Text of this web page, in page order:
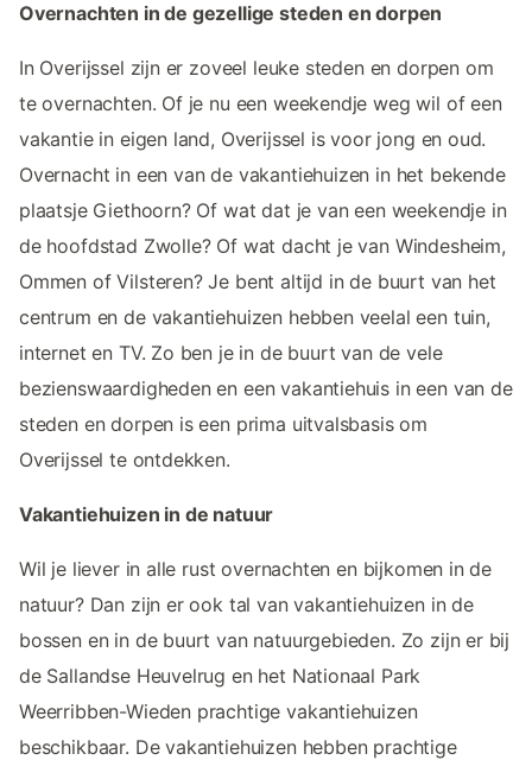
Overnachten in de gezellige steden en dorpen
In Overijssel zijn er zoveel leuke steden en dorpen om
te overnachten. Of je nu een weekendje weg wil of een
vakantie in eigen land, Overijssel is voor jong en oud.
Overnacht in een van de vakantiehuizen in het bekende
plaatsje Giethoorn? Of wat dat je van een weekendje in
de hoofdstad Zwolle? Of wat dacht je van Windesheim,
Ommen of Vilsteren? Je bent altijd in de buurt van het
centrum en de vakantiehuizen hebben veelal een tuin,
internet en TV. Zo ben je in de buurt van de vele
bezienswaardigheden en een vakantiehuis in een van de
steden en dorpen is een prima uitvalsbasis om
Overijssel te ontdekken.
Vakantiehuizen in de natuur
Wil je liever in alle rust overnachten en bijkomen in de
natuur? Dan zijn er ook tal van vakantiehuizen in de
bossen en in de buurt van natuurgebieden. Zo zijn er bij
de Sallandse Heuvelrug en het Nationaal Park
Weerribben-Wieden prachtige vakantiehuizen
beschikbaar. De vakantiehuizen hebben prachtige